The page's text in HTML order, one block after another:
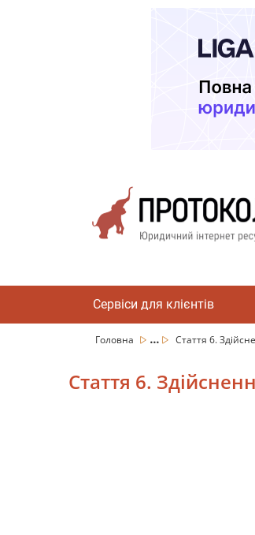
Сервіси для клієнтів
Головна ... Стаття 6.
Стаття 6.